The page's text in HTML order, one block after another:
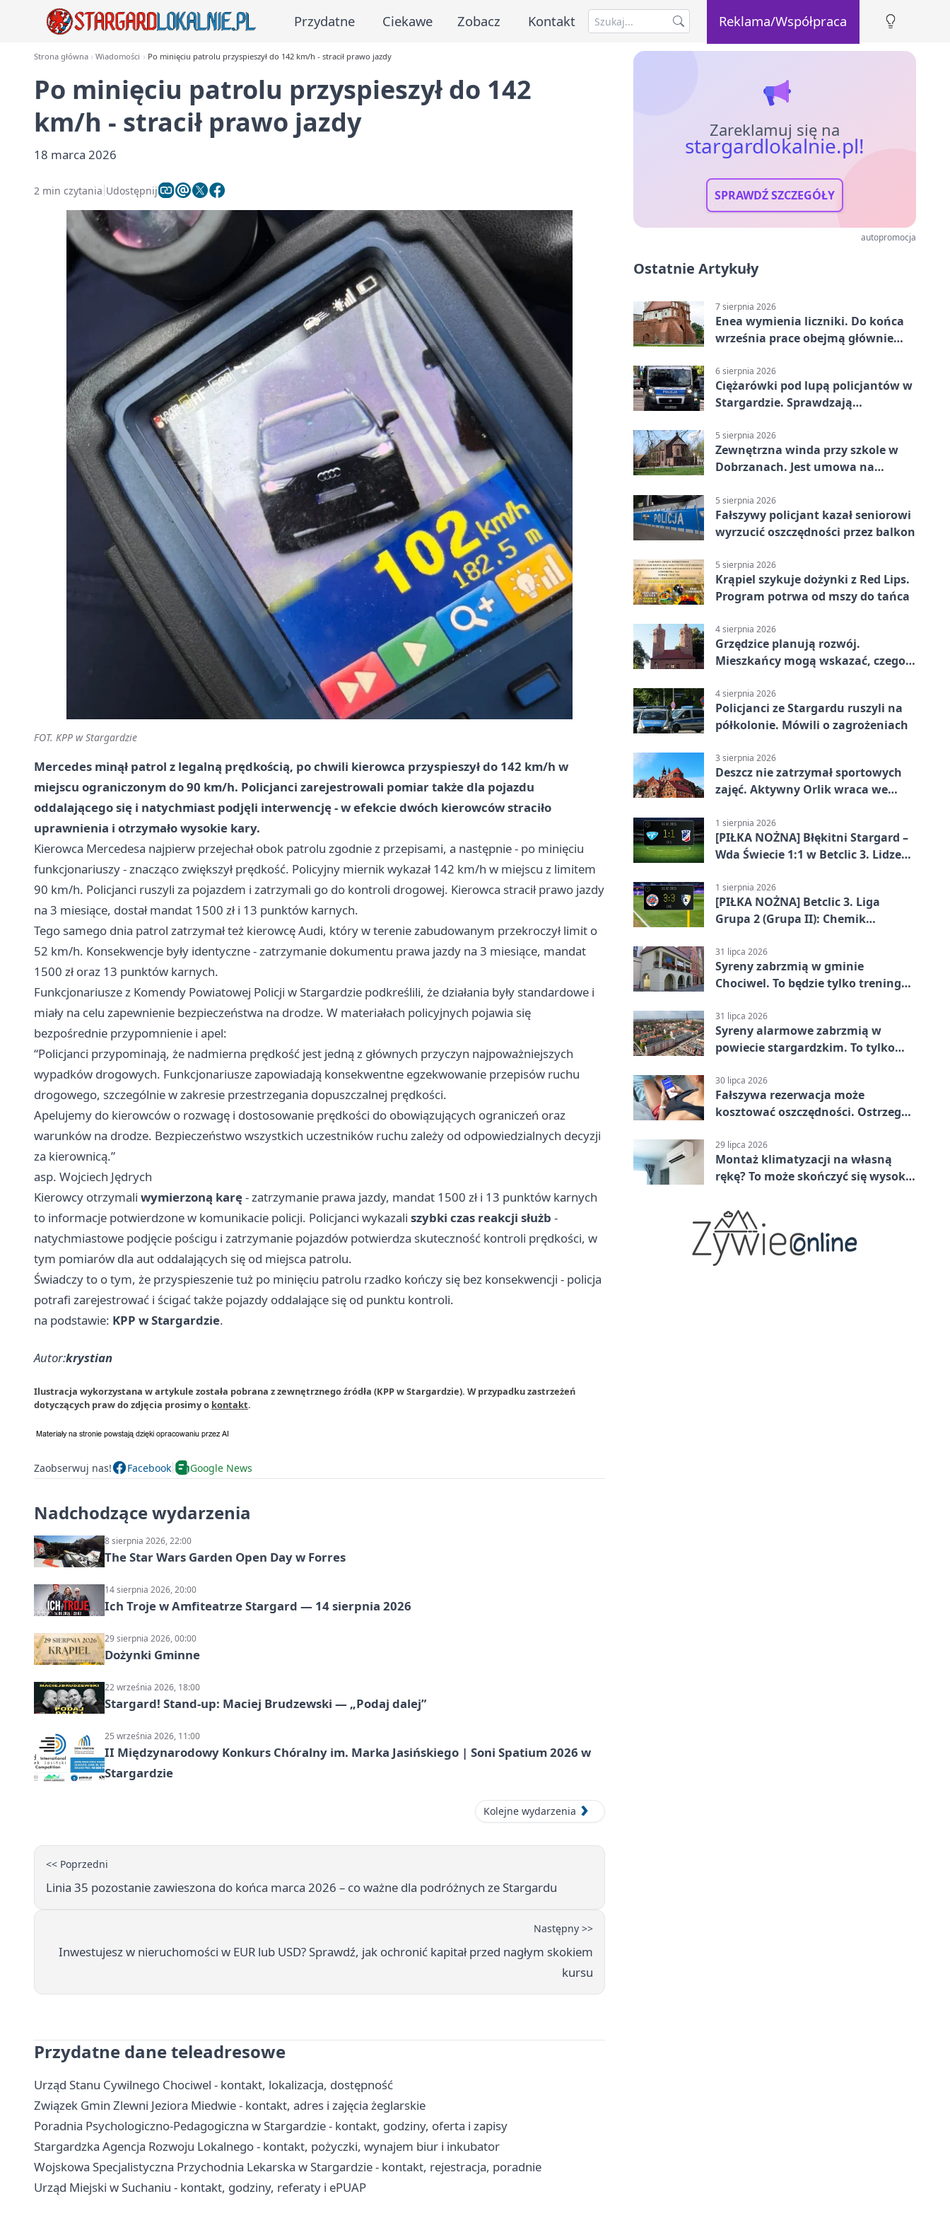
Przydatne Ciekawe Zobacz Kontakt Reklama/Współpraca
Strona główna Wiadomości Po minięciu patrolu przyspieszył do 142 km/h - stracił prawo jazdy
Po minięciu patrolu przyspieszył do 142
km/h - stracił prawo jazdy
18 marca 2026
2 min czytania Udostępnij
FOT. KPP w Stargardzie
Mercedes minął patrol z legalną prędkością, po chwili kierowca przyspieszył do 142 km/h w
miejscu ograniczonym do 90 km/h. Policjanci zarejestrowali pomiar także dla pojazdu
oddalającego się i natychmiast podjęli interwencję - w efekcie dwóch kierowców straciło
uprawnienia i otrzymało wysokie kary.
Kierowca Mercedesa najpierw przejechał obok patrolu zgodnie z przepisami, a następnie - po minięciu
funkcjonariuszy - znacząco zwiększył prędkość. Policyjny miernik wykazał 142 km/h w miejscu z limitem
90 km/h. Policjanci ruszyli za pojazdem i zatrzymali go do kontroli drogowej. Kierowca stracił prawo jazdy
na 3 miesiące, dostał mandat 1500 zł i 13 punktów karnych.
Tego samego dnia patrol zatrzymał też kierowcę Audi, który w terenie zabudowanym przekroczył limit o
52 km/h. Konsekwencje były identyczne - zatrzymanie dokumentu prawa jazdy na 3 miesiące, mandat
1500 zł oraz 13 punktów karnych.
Funkcjonariusze z Komendy Powiatowej Policji w Stargardzie podkreślili, że działania były standardowe i
miały na celu zapewnienie bezpieczeństwa na drodze. W materiałach policyjnych pojawia się
bezpośrednie przypomnienie i apel:
“Policjanci przypominają, że nadmierna prędkość jest jedną z głównych przyczyn najpoważniejszych
wypadków drogowych. Funkcjonariusze zapowiadają konsekwentne egzekwowanie przepisów ruchu
drogowego, szczególnie w zakresie przestrzegania dopuszczalnej prędkości.
Apelujemy do kierowców o rozwagę i dostosowanie prędkości do obowiązujących ograniczeń oraz
warunków na drodze. Bezpieczeństwo wszystkich uczestników ruchu zależy od odpowiedzialnych decyzji
za kierownicą.”
asp. Wojciech Jędrych
Kierowcy otrzymali wymierzoną karę- zatrzymanie prawa jazdy, mandat 1500 zł i 13 punktów karnych
to informacje potwierdzone w komunikacie policji. Policjanci wykazali szybki czas reakcji służb -
natychmiastowe podjęcie pościgu i zatrzymanie pojazdów potwierdza skuteczność kontroli prędkości, w
tym pomiarów dla aut oddalających się od miejsca patrolu.
Świadczy to o tym, że przyspieszenie tuż po minięciu patrolu rzadko kończy się bez konsekwencji - policja
potrafi zarejestrować i ścigać także pojazdy oddalające się od punktu kontroli.
na podstawie: KPP w Stargardzie.
Autor:krystian
Ilustracja wykorzystana w artykule została pobrana z zewnętrznego źródła (KPP w Stargardzie). W przypadku zastrzeżeń
dotyczących praw do zdjęcia prosimy o kontakt.
Zaobserwuj nas! Facebook Google News
Nadchodzące wydarzenia
8 sierpnia 2026, 22:00
The Star Wars Garden Open Day w Forres
14 sierpnia 2026, 20:00
Ich Troje w Amfiteatrze Stargard — 14 sierpnia 2026
29 sierpnia 2026, 00:00
Dożynki Gminne
22 września 2026, 18:00
Stargard! Stand-up: Maciej Brudzewski — „Podaj dalej”
25 września 2026, 11:00
II Międzynarodowy Konkurs Chóralny im. Marka Jasińskiego | Soni Spatium 2026 w
Stargardzie
Kolejne wydarzenia
<< Poprzedni
Linia 35 pozostanie zawieszona do końca marca 2026 – co ważne dla podróżnych ze Stargardu
Następny >>
Inwestujesz w nieruchomości w EUR lub USD? Sprawdź, jak ochronić kapitał przed nagłym skokiem
kursu
Przydatne dane teleadresowe
Urząd Stanu Cywilnego Chociwel - kontakt, lokalizacja, dostępność
Związek Gmin Zlewni Jeziora Miedwie - kontakt, adres i zajęcia żeglarskie
Poradnia Psychologiczno-Pedagogiczna w Stargardzie - kontakt, godziny, oferta i zapisy
Stargardzka Agencja Rozwoju Lokalnego - kontakt, pożyczki, wynajem biur i inkubator
Wojskowa Specjalistyczna Przychodnia Lekarska w Stargardzie - kontakt, rejestracja, poradnie
Urząd Miejski w Suchaniu - kontakt, godziny, referaty i ePUAP
Zareklamuj się na
stargardlokalnie.pl!
SPRAWDŹ SZCZEGÓŁY
autopromocja
Ostatnie Artykuły
7 sierpnia 2026
Enea wymienia liczniki. Do końca
września prace obejmą głównie
6 sierpnia 2026
Ciężarówki pod lupą policjantów w
Stargardzie. Sprawdzają
5 sierpnia 2026
Zewnętrzna winda przy szkole w
Dobrzanach. Jest umowa na
5 sierpnia 2026
Fałszywy policjant kazał seniorowi
wyrzucić oszczędności przez balkon
5 sierpnia 2026
Krąpiel szykuje dożynki z Red Lips.
Program potrwa od mszy do tańca
4 sierpnia 2026
Grzędzice planują rozwój.
Mieszkańcy mogą wskazać, czego
4 sierpnia 2026
Policjanci ze Stargardu ruszyli na
półkolonie. Mówili o zagrożeniach
3 sierpnia 2026
Deszcz nie zatrzymał sportowych
zajęć. Aktywny Orlik wraca we
1 sierpnia 2026
[PIŁKA NOŻNA] Błękitni Stargard –
Wda Świecie 1:1 w Betclic 3. Lidze
1 sierpnia 2026
[PIŁKA NOŻNA] Betclic 3. Liga
Grupa 2 (Grupa II): Chemik
Stargard 3:3
31 lipca 2026
Syreny zabrzmią w gminie
Chociwel. To będzie tylko trening
31 lipca 2026
Syreny alarmowe zabrzmią w
powiecie stargardzkim. To tylko
30 lipca 2026
Fałszywa rezerwacja może
kosztować oszczędności. Ostrzega
29 lipca 2026
Montaż klimatyzacji na własną
rękę? To może skończyć się wysoką